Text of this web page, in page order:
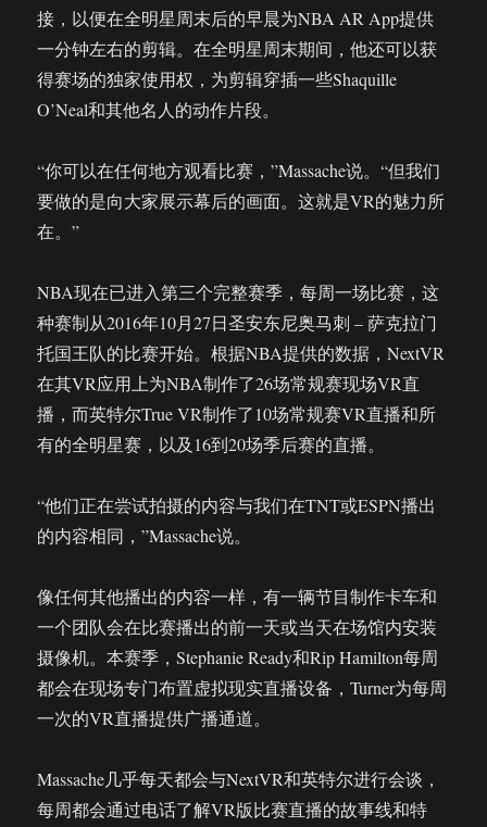
接，以便在全明星周末后的早晨为NBA AR App提供
一分钟左右的剪辑。在全明星周末期间，他还可以获
得赛场的独家使用权，为剪辑穿插一些Shaquille
O’Neal和其他名人的动作片段。
“你可以在任何地方观看比赛，”Massache说。“但我们
要做的是向大家展示幕后的画面。这就是VR的魅力所
在。”
NBA现在已进入第三个完整赛季，每周一场比赛，这
种赛制从2016年10月27日圣安东尼奥马刺 – 萨克拉门
托国王队的比赛开始。根据NBA提供的数据，NextVR
在其VR应用上为NBA制作了26场常规赛现场VR直
播，而英特尔True VR制作了10场常规赛VR直播和所
有的全明星赛，以及16到20场季后赛的直播。
“他们正在尝试拍摄的内容与我们在TNT或ESPN播出
的内容相同，”Massache说。
像任何其他播出的内容一样，有一辆节目制作卡车和
一个团队会在比赛播出的前一天或当天在场馆内安装
摄像机。本赛季，Stephanie Ready和Rip Hamilton每周
都会在现场专门布置虚拟现实直播设备，Turner为每周
一次的VR直播提供广播通道。
Massache几乎每天都会与NextVR和英特尔进行会谈，
每周都会通过电话了解VR版比赛直播的故事线和特